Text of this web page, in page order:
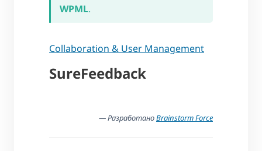
WPML.
Collaboration & User Management
SureFeedback
— РазработаноBrainstorm Force